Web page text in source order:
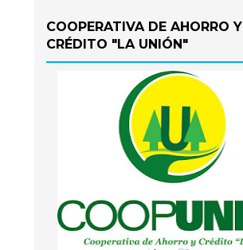
COOPERATIVA DE AHORRO Y
CRÉDITO "LA UNIÓN"